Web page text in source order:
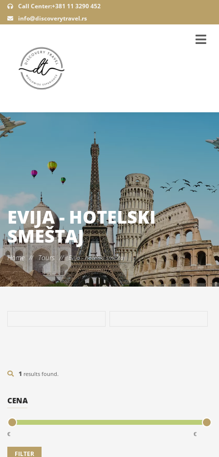
Call Center:+381 11 3290 452
info@discoverytravel.rs
EVIJA - HOTELSKI
SMEŠTAJ
Home // Tours // Evija - hotelski smeštaj
BOMO PALMARIVA BEACH HOTEL ****+
7/10/14 NOĆI
1 results found.
CENA
€ €